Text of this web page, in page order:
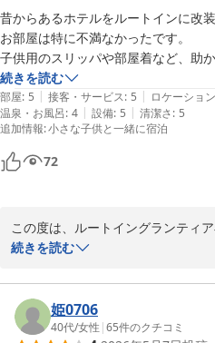
この度は貴重なご意見をお寄せい
す。またのご利用を心よりお待ちし
陳
小松天然温泉ルートイングランテ
2026-05-15
昔からあるホテルをルートインに改
お部屋は特に不満なかったです。
子供用のスリッパや部屋着など、助か
ちなみにお部屋に500mlのペットボ
温泉の熱さは好みが分かれると思いま
源泉掛け流しで43度くらいはあるの
な人には良いですが、夫は熱くて全
供も入れていませんでした。
高速の下り口からすぐで、フロント
立ち寄るときにはまた利用させても
ありがとうございました。
続きを読む
部屋: 5 | 接客・サービス: 5 | ロケーション
温泉・お風呂: 4 | 設備: 5 | 清潔さ: 5
追加情報:小さな子供と一緒に宿泊
72
この度は、ルートイングランティ
して誠にありがとうございます。
温泉が熱さで家族の方にご不便を
いませんでした。熱いお風呂がお
く一方で、小さなお子様や熱めの
続きを読む
姫0706
40代/女性 |65件のクチコミ